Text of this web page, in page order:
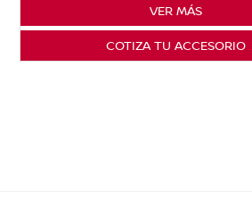
VER MÁS
COTIZA TU ACCESORIO